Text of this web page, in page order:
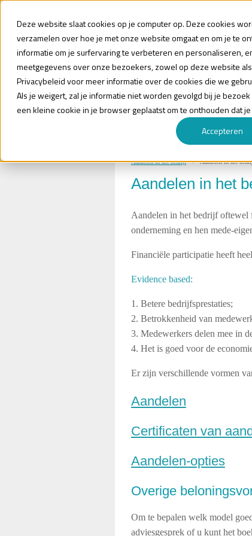
Deze website slaat cookies op je computer op. Deze cookies
verzamelen over hoe je met onze website omgaat en om je te
informatie om je surfervaring te verbeteren en personaliseren,
meetgegevens over onze bezoekers, zowel op deze website
Privacybeleid voor meer informatie over de cookies die we
Als je weigert, zal je informatie niet worden gevolgd bij je
een kleine cookie in je browser geplaatst om te onthouden dat
Accepteren
BEDRIJVEN
Aandelen in het bedrijf Aandelen in het
Aandelen in het
Aandelen in het bedrijf oftewel
onderneming en hen mede-
Financiële participatie heeft
Evidence based:
1. Betere bedrijfsprestaties;
2. Betrokkenheid van
3. Medewerkers delen mee in
4. Het is goed voor de
Er zijn verschillende vormen
Aandelen
Certificaten van
Aandelen-opties
Overige
Om te bepalen welk model
adviesgesprek of u kunt het